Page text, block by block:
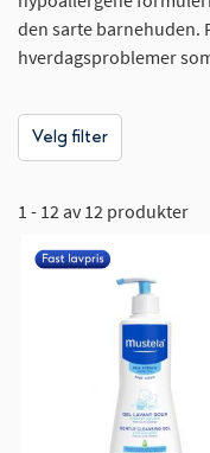
den sarte barnehuden.
hverdagsproblemer
Velg filter
1 - 12 av 12 produkter